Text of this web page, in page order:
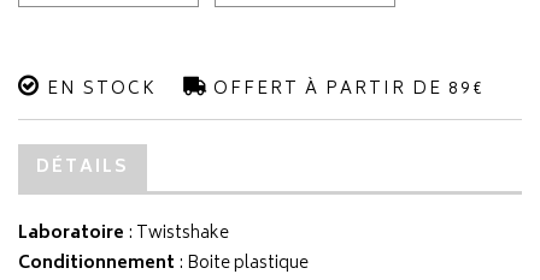
EN STOCK OFFERT À PARTIR DE 89€
DÉTAILS
Laboratoire : Twistshake
Conditionnement : Boite plastique